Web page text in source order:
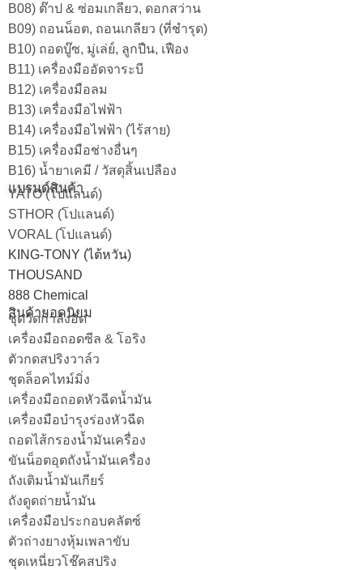
B08) ต๊าป & ซ่อมเกลียว, ดอกสว่าน
B09) ถอนน็อต, ถอนเกลียว (ที่ชำรุด)
B10) ถอดบู๊ซ, มู่เล่ย์, ลูกปืน, เฟือง
B11) เครื่องมืออัดจาระบี
B12) เครื่องมือลม
B13) เครื่องมือไฟฟ้า
B14) เครื่องมือไฟฟ้า (ไร้สาย)
B15) เครื่องมือช่างอื่นๆ
B16) น้ำยาเคมี / วัสดุสิ้นเปลือง
แบรนด์สินค้า
YATO (โปแลนด์)
STHOR (โปแลนด์)
VORAL (โปแลนด์)
KING-TONY (ไต้หวัน)
THOUSAND
888 Chemical
สินค้ายอดนิยม
ชุดวัดกำลังอัด
เครื่องมือถอดซีล & โอริง
ตัวกดสปริงวาล์ว
ชุดล็อคไทม์มิ่ง
เครื่องมือถอดหัวฉีดน้ำมัน
เครื่องมือบำรุงร่องหัวฉีด
ถอดไส้กรองน้ำมันเครื่อง
ขันน็อตอุตถังน้ำมันเครื่อง
ถังเติมน้ำมันเกียร์
ถังดูดถ่ายน้ำมัน
เครื่องมือประกอบคลัตซ์
ตัวถ่างยางหุ้มเพลาขับ
ชุดเหนี่ยวโช๊คสปริง